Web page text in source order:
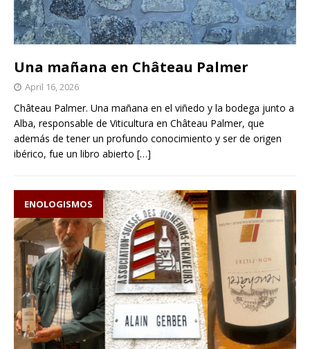
Una mañana en Château Palmer
April 16, 2026
Château Palmer. Una mañana en el viñedo y la bodega junto a
Alba, responsable de Viticultura en Château Palmer, que
además de tener un profundo conocimiento y ser de origen
ibérico, fue un libro abierto […]
ENOLOGISMOS